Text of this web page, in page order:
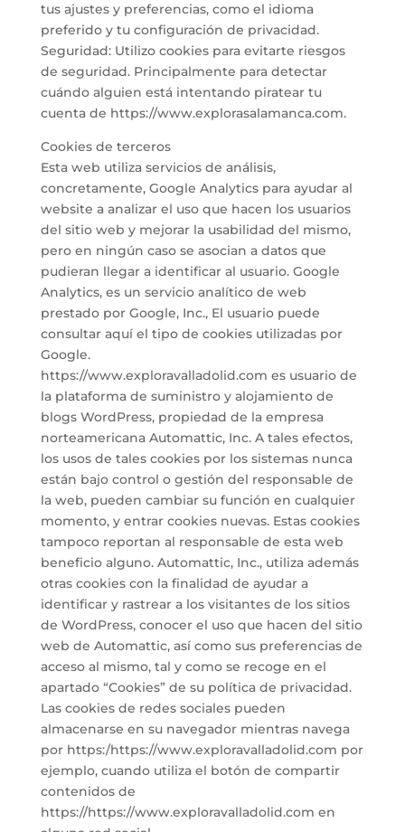
tus ajustes y preferencias, como el idioma
preferido y tu configuración de privacidad.
Seguridad: Utilizo cookies para evitarte riesgos
de seguridad. Principalmente para detectar
cuándo alguien está intentando piratear tu
cuenta de https://www.explorasalamanca.com.
Cookies de terceros
Esta web utiliza servicios de análisis,
concretamente, Google Analytics para ayudar al
website a analizar el uso que hacen los usuarios
del sitio web y mejorar la usabilidad del mismo,
pero en ningún caso se asocian a datos que
pudieran llegar a identificar al usuario. Google
Analytics, es un servicio analítico de web
prestado por Google, Inc., El usuario puede
consultar aquí el tipo de cookies utilizadas por
Google.
https://www.exploravalladolid.com es usuario de
la plataforma de suministro y alojamiento de
blogs WordPress, propiedad de la empresa
norteamericana Automattic, Inc. A tales efectos,
los usos de tales cookies por los sistemas nunca
están bajo control o gestión del responsable de
la web, pueden cambiar su función en cualquier
momento, y entrar cookies nuevas. Estas cookies
tampoco reportan al responsable de esta web
beneficio alguno. Automattic, Inc., utiliza además
otras cookies con la finalidad de ayudar a
identificar y rastrear a los visitantes de los sitios
de WordPress, conocer el uso que hacen del sitio
web de Automattic, así como sus preferencias de
acceso al mismo, tal y como se recoge en el
apartado “Cookies” de su política de privacidad.
Las cookies de redes sociales pueden
almacenarse en su navegador mientras navega
por https:/https://www.exploravalladolid.com por
ejemplo, cuando utiliza el botón de compartir
contenidos de
https://https://www.exploravalladolid.com en